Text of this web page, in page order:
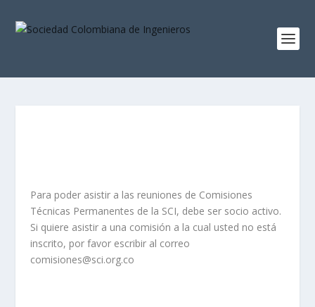
Para poder asistir a las reuniones de Comisiones
Técnicas Permanentes de la SCI, debe ser socio activo.
Si quiere asistir a una comisión a la cual usted no está
inscrito, por favor escribir al correo
comisiones@sci.org.co